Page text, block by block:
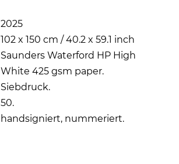
2025
102 x 150 cm / 40.2 x 59.1 inch
Saunders Waterford HP High
White 425 gsm paper.
Siebdruck.
50.
handsigniert, nummeriert.